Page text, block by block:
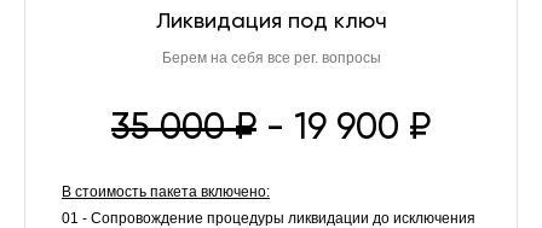
Ликвидация под ключ
Берем на себя все рег. вопросы
35 000₽ - 19 900 ₽
В стоимость пакета включено:
01 - Сопровождение процедуры ликвидации до исключения